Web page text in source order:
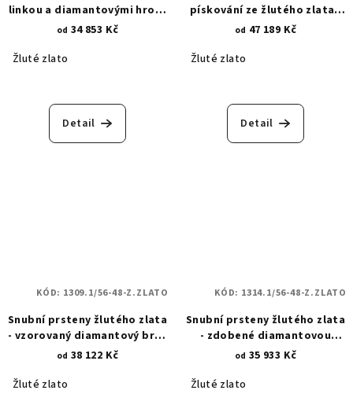
linkou a diamantovými hroty
1341
od 34 853 Kč
Žluté zlato
Detail
pískování ze žlutého zlata -
lesklá povrchová úprava -
od 47 189 Kč
Žluté zlato
Detail
Snubní prsteny žlutého zlata
- vzorovaný diamantový brus
1309.1
od 38 122 Kč
Žluté zlato
KÓD: 1309.1/56-48-Z.ZLATO
Snubní prsteny žlutého zlata
- zdobené diamantovou
hlavicí 1314.1
od 35 933 Kč
Žluté zlato
KÓD: 1314.1/56-48-Z.ZLATO